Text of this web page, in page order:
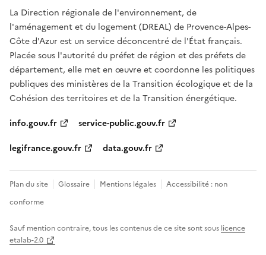
La Direction régionale de l'environnement, de
l'aménagement et du logement (DREAL) de Provence-Alpes-
Côte d'Azur est un service déconcentré de l'État français.
Placée sous l'autorité du préfet de région et des préfets de
département, elle met en œuvre et coordonne les politiques
publiques des ministères de la Transition écologique et de la
Cohésion des territoires et de la Transition énergétique.
info.gouv.fr
service-public.gouv.fr
legifrance.gouv.fr
data.gouv.fr
Plan du site Glossaire Mentions légales
Accessibilité : non
conforme
Sauf mention contraire, tous les contenus de ce site sont sous licence
etalab-2.0